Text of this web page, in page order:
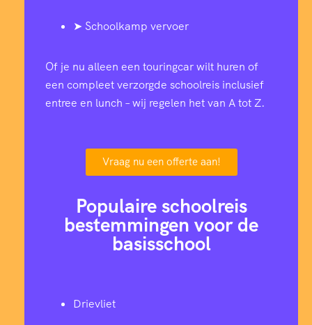
➤ Schoolkamp vervoer
Of je nu alleen een touringcar wilt huren of
een compleet verzorgde schoolreis inclusief
entree en lunch – wij regelen het van A tot Z.
Vraag nu een offerte aan!
Populaire schoolreis
bestemmingen voor de
basisschool
Drievliet